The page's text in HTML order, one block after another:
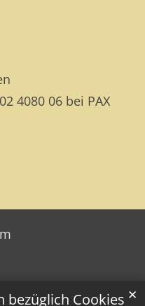
bezüglich Cookies ✕
4080 06 bei PAX